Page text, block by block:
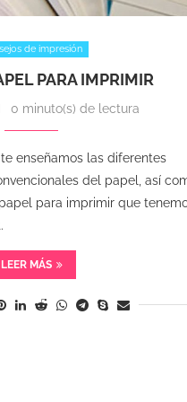
de impresión
PARA IMPRIMIR
0 minuto(s) de lectura
enseñamos las diferentes
del papel, así
para imprimir que
LEER MÁS